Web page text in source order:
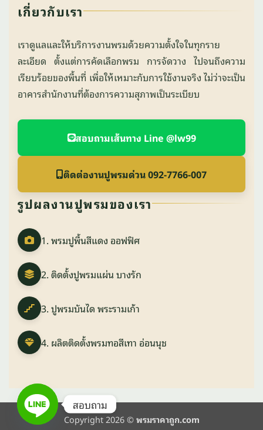
เกี่ยวกับเรา
เราดูแลและให้บริการงานพรมด้วยความตั้งใจในทุกราย
ละเอียด ตั้งแต่การคัดเลือกพรม การจัดวาง ไปจนถึงความ
เรียบร้อยของพื้นที่ เพื่อให้เหมาะกับการใช้งานจริง ไม่ว่าจะเป็น
อาคารสำนักงานที่ต้องการความสุภาพเป็นระเบียบ
สอบถามเส้นทาง Line @lw99
ติดต่องานปูพรมด่วน 092-7766-007
รูปผลงานปูพรมของเรา
1. พรมปูพื้นสีแดง ออฟฟิศ
2. ติดตั้งปูพรมแผ่น บางรัก
3. ปูพรมบันได พระรามเก้า
4. ผลิตติดตั้งพรมทอสีเทา อ่อนนุช
Copyright 2026 ©พรมราคาถูก.com
สอบถาม